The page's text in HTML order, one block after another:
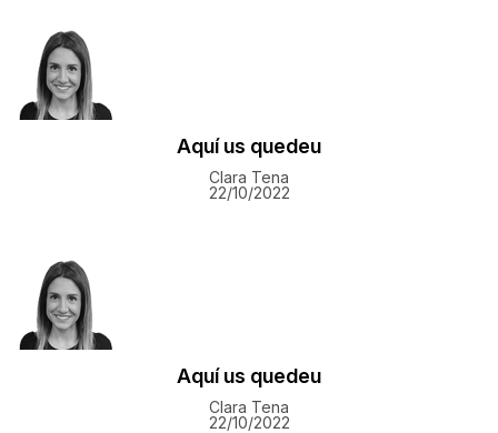
Aquí us quedeu
Clara Tena
22/10/2022
Aquí us quedeu
Clara Tena
22/10/2022